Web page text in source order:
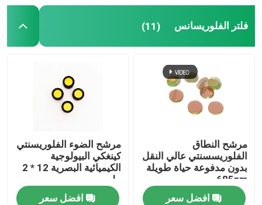
منزل
المنتجات
أشرطة فيديو
فلتر الفلوريسانس (11)
مرشح النطاق
الفلوريسسنتي عالي النقل
بدون مدفوعة حياة طويلة
685nm
افضل سعر
مرشح الضوء الفلوريسنتي
كينغكي البيولوجية
الكيميائية البصرية 12 * 2
ملم
افضل سعر